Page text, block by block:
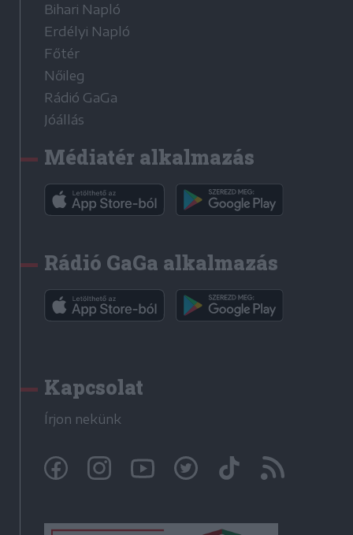
Bihari Napló
Erdélyi Napló
Főtér
Nőileg
Rádió GaGa
Jóállás
Médiatér alkalmazás
Rádió GaGa alkalmazás
Kapcsolat
Írjon nekünk